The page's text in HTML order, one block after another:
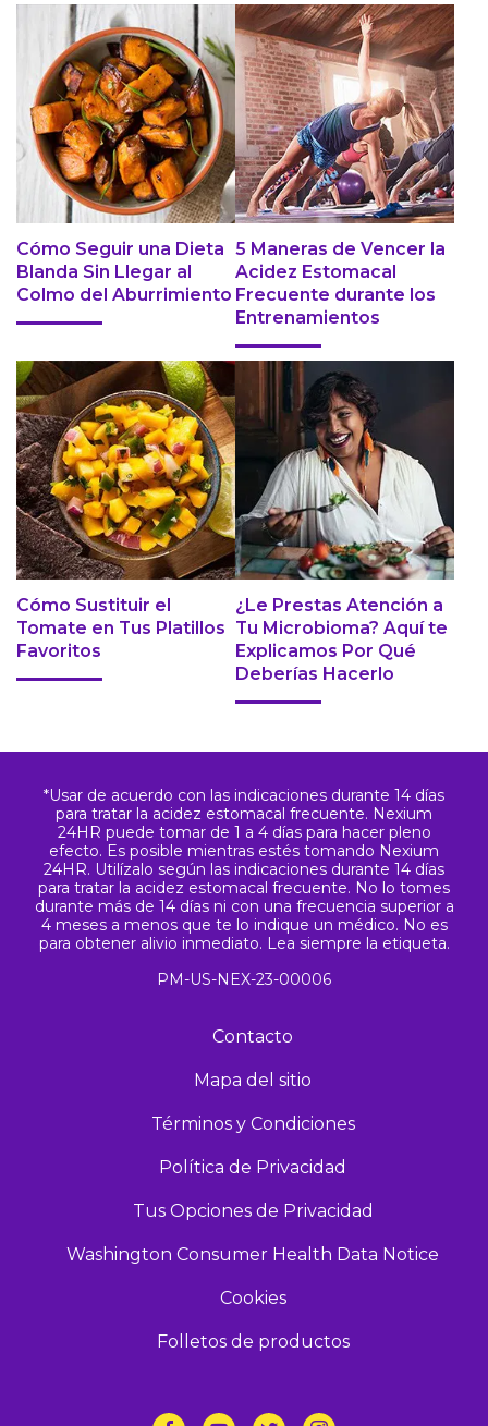
Cómo Seguir una Dieta
Blanda Sin Llegar al
Colmo del Aburrimiento
5 Maneras de Vencer la
Acidez Estomacal
Frecuente durante los
Entrenamientos
Cómo Sustituir el
Tomate en Tus Platillos
Favoritos
¿Le Prestas Atención a
Tu Microbioma? Aquí te
Explicamos Por Qué
Deberías Hacerlo
*Usar de acuerdo con las indicaciones durante 14 días
para tratar la acidez estomacal frecuente. Nexium
24HR puede tomar de 1 a 4 días para hacer pleno
efecto. Es posible mientras estés tomando Nexium
24HR. Utilízalo según las indicaciones durante 14 días
para tratar la acidez estomacal frecuente. No lo tomes
durante más de 14 días ni con una frecuencia superior a
4 meses a menos que te lo indique un médico. No es
para obtener alivio inmediato. Lea siempre la etiqueta.
PM-US-NEX-23-00006
Contacto
Mapa del sitio
Términos y Condiciones
Política de Privacidad
Tus Opciones de Privacidad
Washington Consumer Health Data Notice
Cookies
Folletos de productos